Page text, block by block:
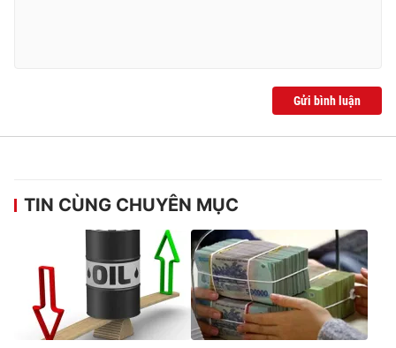
Gửi bình luận
TIN CÙNG CHUYÊN MỤC